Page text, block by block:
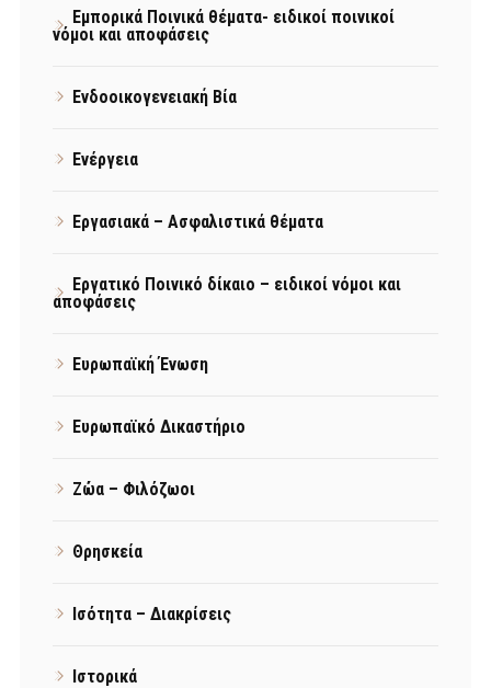
Εμπορικά Ποινικά θέματα- ειδικοί ποινικοί
νόμοι και αποφάσεις
Ενδοοικογενειακή Βία
Ενέργεια
Εργασιακά – Ασφαλιστικά θέματα
Εργατικό Ποινικό δίκαιο – ειδικοί νόμοι και
αποφάσεις
Ευρωπαϊκή Ένωση
Ευρωπαϊκό Δικαστήριο
Ζώα – Φιλόζωοι
Θρησκεία
Ισότητα – Διακρίσεις
Ιστορικά